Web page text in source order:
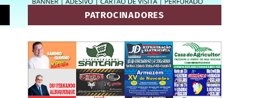
PATROCINADORES